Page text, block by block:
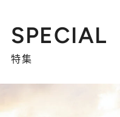
SPECIAL
特集